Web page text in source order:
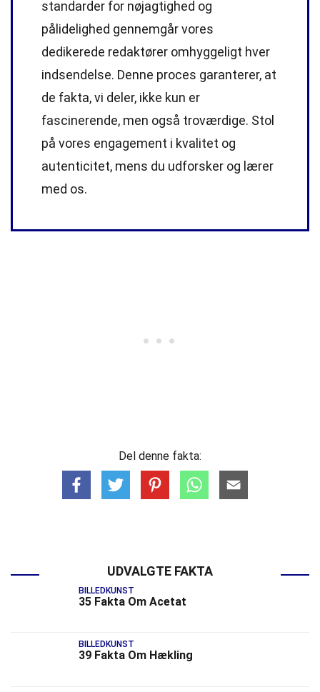
standarder for nøjagtighed og
pålidelighed gennemgår vores
dedikerede redaktører omhyggeligt hver
indsendelse. Denne proces garanterer, at
de fakta, vi deler, ikke kun er
fascinerende, men også troværdige. Stol
på vores engagement i kvalitet og
autenticitet, mens du udforsker og lærer
med os.
Del denne fakta:
UDVALGTE FAKTA
BILLEDKUNST
35 Fakta Om Acetat
BILLEDKUNST
39 Fakta Om Hækling